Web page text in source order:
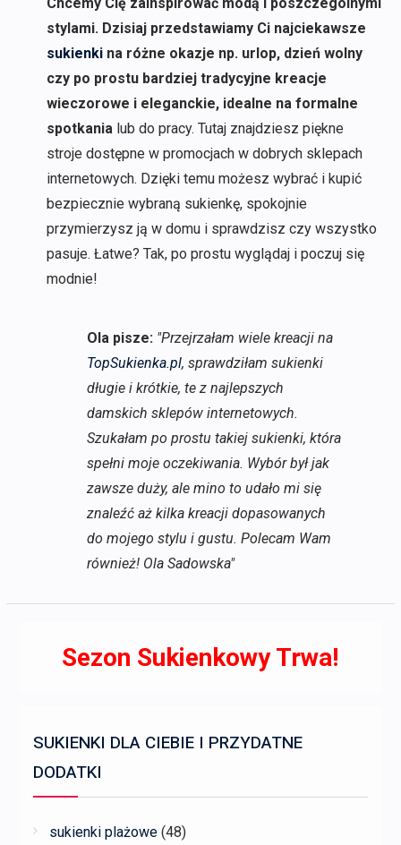
stylami. Dzisiaj przedstawiamy Ci najciekawsze
sukienkina różne okazje np. urlop, dzień wolny
czy po prostu bardziej tradycyjne kreacje
wieczorowe i eleganckie, idealne na formalne
spotkanialub do pracy. Tutaj znajdziesz piękne
stroje dostępne w promocjach w dobrych sklepach
internetowych. Dzięki temu możesz wybrać i kupić
bezpiecznie wybraną sukienkę, spokojnie
przymierzysz ją w domu i sprawdzisz czy wszystko
pasuje. Łatwe? Tak, po prostu wyglądaj i poczuj się
modnie!
Ola pisze: "Przejrzałam wiele kreacji na
TopSukienka.pl, sprawdziłam sukienki
długie i krótkie, te z najlepszych
damskich sklepów internetowych.
Szukałam po prostu takiej sukienki, która
spełni moje oczekiwania. Wybór był jak
zawsze duży, ale mino to udało mi się
znaleźć aż kilka kreacji dopasowanych
do mojego stylu i gustu. Polecam Wam
również! Ola Sadowska"
Sezon Sukienkowy Trwa!
SUKIENKI DLA CIEBIE I PRZYDATNE
DODATKI
sukienki plażowe (48)